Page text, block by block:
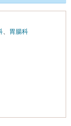
、 胃腸科